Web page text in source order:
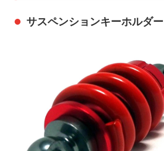
サスペンションキーホルダー